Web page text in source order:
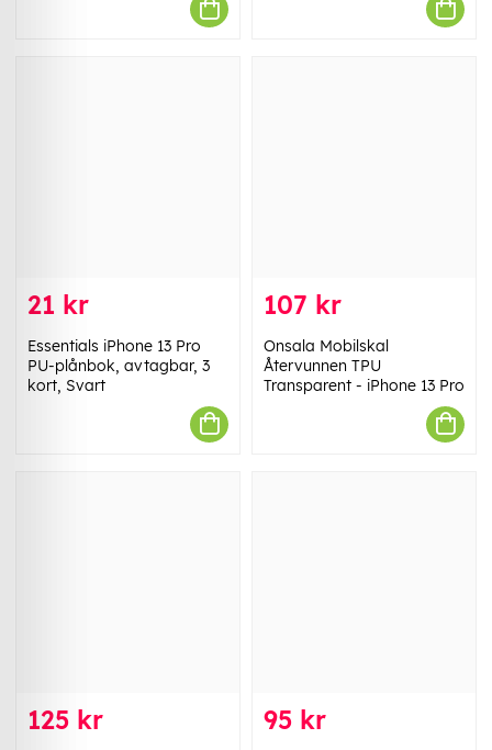
21 kr
Essentials iPhone 13 Pro
PU-plånbok, avtagbar, 3
kort, Svart
107 kr
Onsala Mobilskal
Återvunnen TPU
Transparent - iPhone 13 Pro
125 kr 95 kr